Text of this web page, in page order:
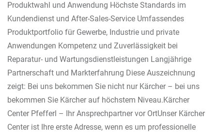
Produktwahl und Anwendung Höchste Standards im
Kundendienst und After-Sales-Service Umfassendes
Produktportfolio für Gewerbe, Industrie und private
Anwendungen Kompetenz und Zuverlässigkeit bei
Reparatur- und Wartungsdienstleistungen Langjährige
Partnerschaft und Markterfahrung Diese Auszeichnung
zeigt: Bei uns bekommen Sie nicht nur Kärcher – bei uns
bekommen Sie Kärcher auf höchstem Niveau.Kärcher
Center Pfefferl – Ihr Ansprechpartner vor OrtUnser Kärcher
Center ist Ihre erste Adresse, wenn es um professionelle